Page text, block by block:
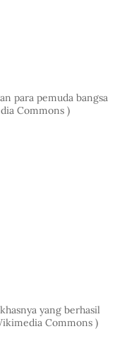
para pemuda bangsa
Commons )
yang berhasil
Commons )